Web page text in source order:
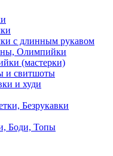
с длинным рукавом
Олимпийки
(мастерки)
и свитшоты
и худи
Безрукавки
Боди, Топы